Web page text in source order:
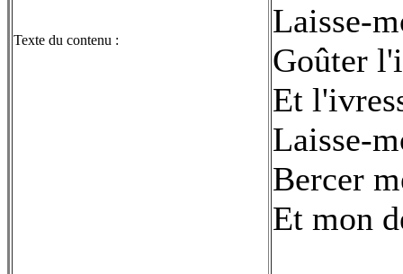
Texte du contenu :
Laisse-
Goûter
Et
Laisse-
Bercer
Et mon